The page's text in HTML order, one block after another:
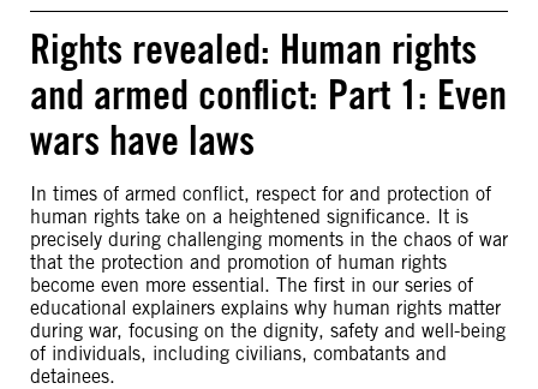
Rights revealed: Human rights
and armed conflict: Part 1: Even
wars have laws
In times of armed conflict, respect for and protection of
human rights take on a heightened significance. It is
precisely during challenging moments in the chaos of war
that the protection and promotion of human rights
become even more essential. The first in our series of
educational explainers explains why human rights matter
during war, focusing on the dignity, safety and well-being
of individuals, including civilians, combatants and
detainees.